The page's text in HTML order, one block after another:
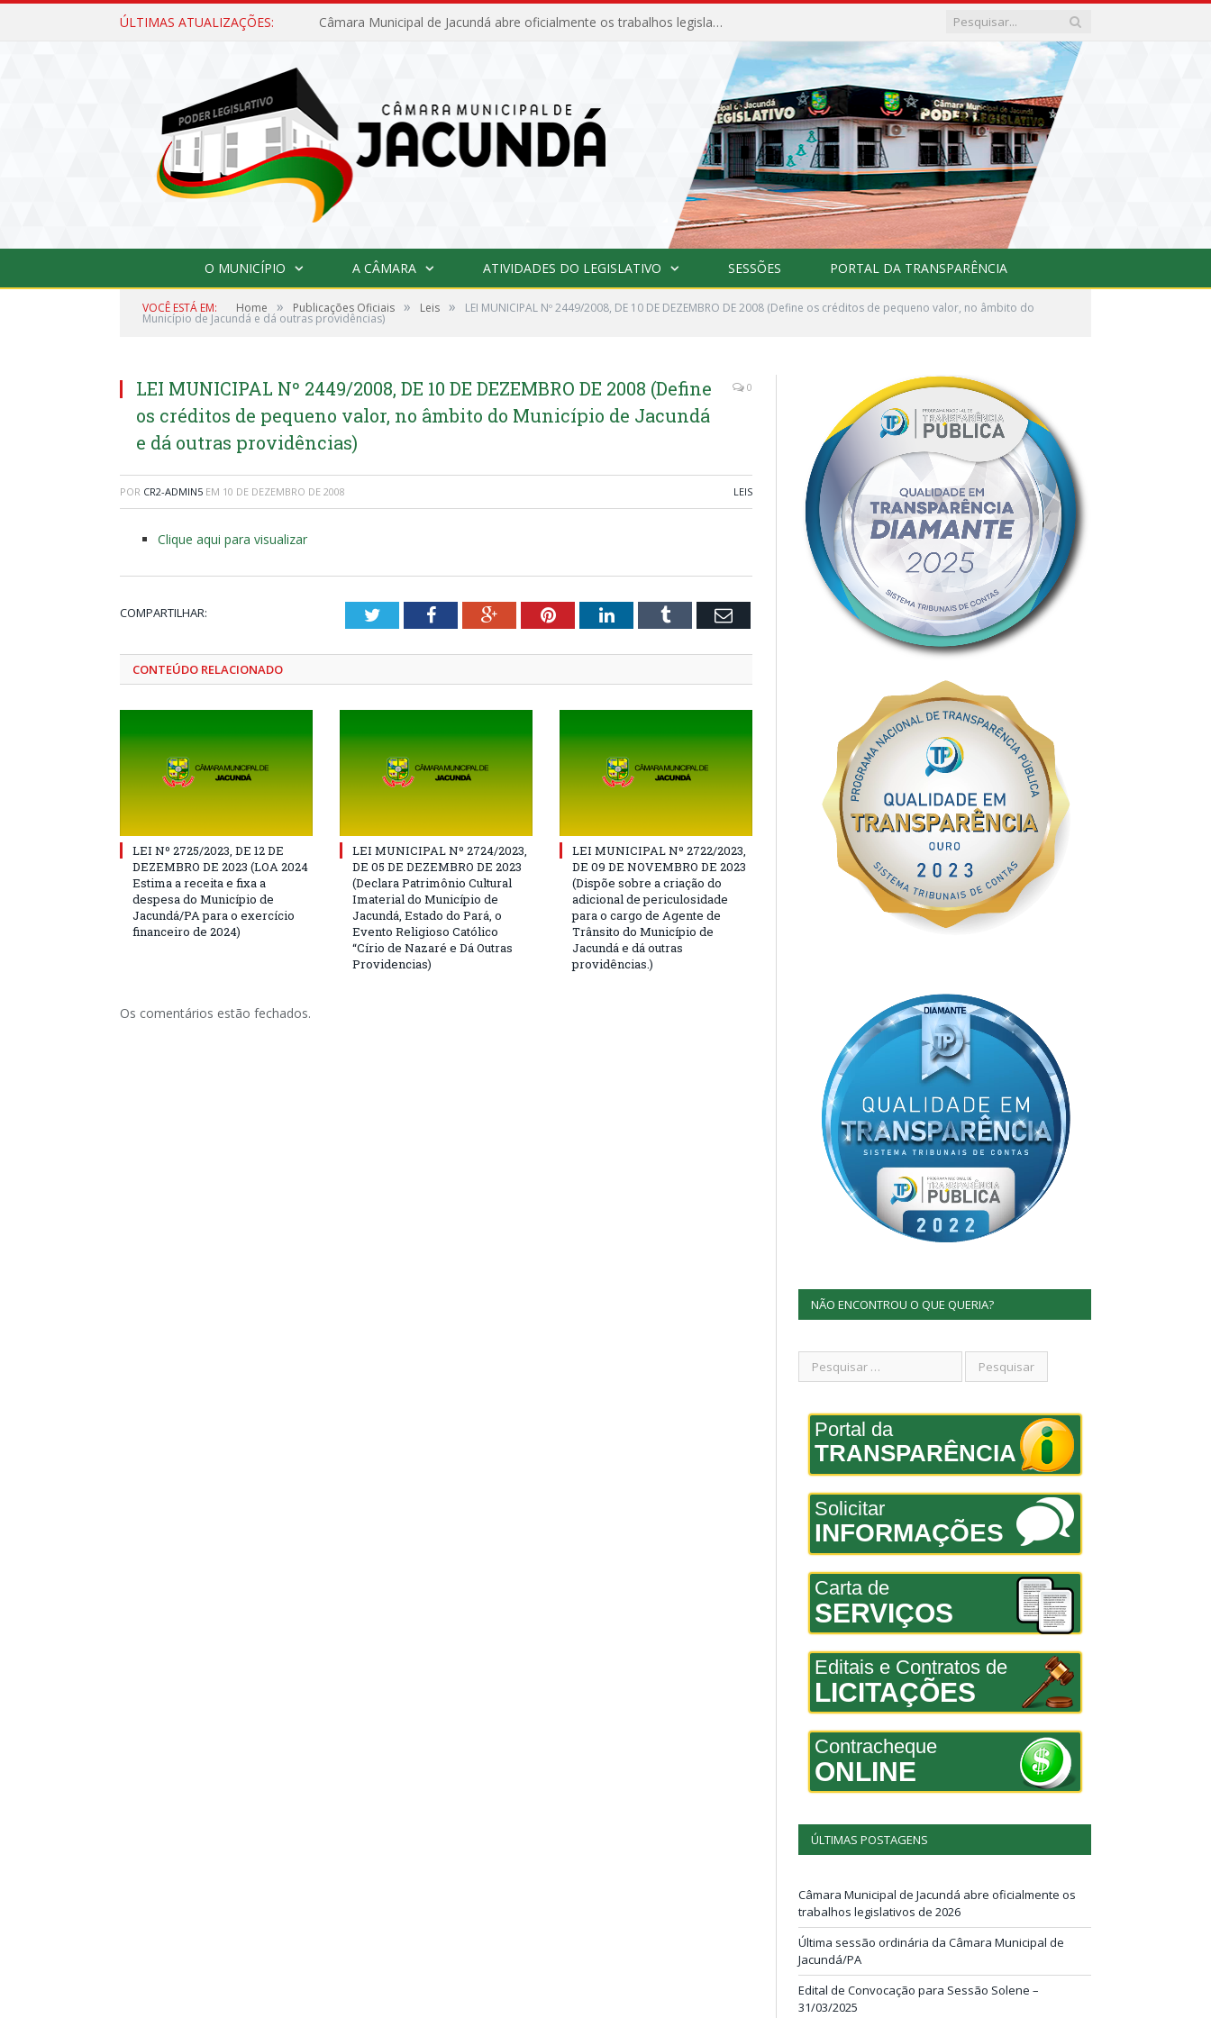
ÚLTIMAS ATUALIZAÇÕES: Câmara Municipal de Jacundá abre oficialmente os trabalhos legislativos de 2026
O MUNICÍPIO A CÂMARA ATIVIDADES DO LEGISLATIVO SESSÕES PORTAL DA TRANSPARÊNCIA
VOCÊ ESTÁ EM: Home » Publicações Oficiais » Leis » LEI MUNICIPAL Nº 2449/2008, DE 10 DE DEZEMBRO DE 2008 (Define os créditos de pequeno valor, no âmbito do
Município de Jacundá e dá outras providências)
LEI MUNICIPAL Nº 2449/2008, DE 10 DE DEZEMBRO DE 2008 (Define
os créditos de pequeno valor, no âmbito do Município de Jacundá
e dá outras providências)
0
POR CR2-ADMIN5 EM 10 DE DEZEMBRO DE 2008 LEIS
Clique aqui para visualizar
COMPARTILHAR: TwitterFacebookGoogle+PinterestLinkedInTumblr Email
CONTEÚDO RELACIONADO
LEI Nº 2725/2023, DE 12 DE
DEZEMBRO DE 2023 (LOA 2024
Estima a receita e fixa a
despesa do Município de
Jacundá/PA para o exercício
financeiro de 2024)
LEI MUNICIPAL Nº 2724/2023,
DE 05 DE DEZEMBRO DE 2023
(Declara Patrimônio Cultural
Imaterial do Município de
Jacundá, Estado do Pará, o
Evento Religioso Católico
“Círio de Nazaré e Dá Outras
Providencias)
LEI MUNICIPAL Nº 2722/2023,
DE 09 DE NOVEMBRO DE 2023
(Dispõe sobre a criação do
adicional de periculosidade
para o cargo de Agente de
Trânsito do Município de
Jacundá e dá outras
providências.)
Os comentários estão fechados.
NÃO ENCONTROU O QUE QUERIA?
Portal da
TRANSPARÊNCIA
Solicitar
INFORMAÇÕES
Carta de
SERVIÇOS
Editais e Contratos de
LICITAÇÕES
Contracheque
ONLINE
ÚLTIMAS POSTAGENS
Câmara Municipal de Jacundá abre oficialmente os
trabalhos legislativos de 2026
Última sessão ordinária da Câmara Municipal de
Jacundá/PA
Edital de Convocação para Sessão Solene –
31/03/2025